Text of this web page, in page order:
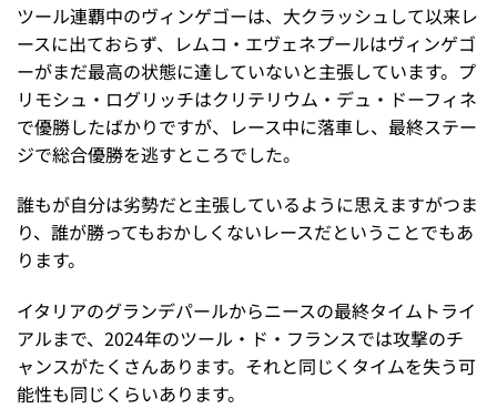
ツール連覇中のヴィンゲゴーは、大クラッシュして以来レ
ースに出ておらず、レムコ・エヴェネプールはヴィンゲゴ
ーがまだ最高の状態に達していないと主張しています。プ
リモシュ・ログリッチはクリテリウム・デュ・ドーフィネ
で優勝したばかりですが、レース中に落車し、最終ステー
ジで総合優勝を逃すところでした。
誰もが自分は劣勢だと主張しているように思えますがつま
り、誰が勝ってもおかしくないレースだということでもあ
ります。
イタリアのグランデパールからニースの最終タイムトライ
アルまで、2024年のツール・ド・フランスでは攻撃のチ
ャンスがたくさんあります。それと同じくタイムを失う可
能性も同じくらいあります。